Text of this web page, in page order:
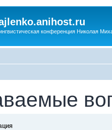
конференция Николая